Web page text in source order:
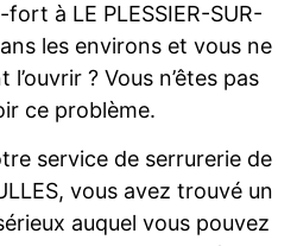
à LE PLESSIER-SUR-
les environs et vous ne
? Vous n’êtes pas
ce problème.
service de serrurerie de
vous avez trouvé un
auquel vous pouvez